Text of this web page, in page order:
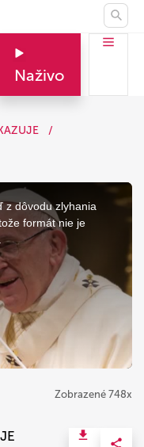
Naživo
z dôvodu zlyhania
formát nie je
Zobrazené 748x